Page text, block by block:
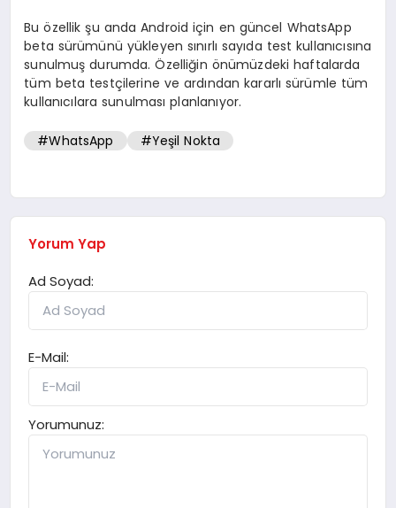
Bu özellik şu anda Android için en güncel WhatsApp
beta sürümünü yükleyen sınırlı sayıda test kullanıcısına
sunulmuş durumda. Özelliğin önümüzdeki haftalarda
tüm beta testçilerine ve ardından kararlı sürümle tüm
kullanıcılara sunulması planlanıyor.
#WhatsApp #Yeşil Nokta
Yorum Yap
Ad Soyad:
E-Mail:
Yorumunuz: